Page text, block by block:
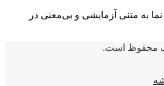
به متنی آزمایشی و بی‌معنی در
محفوظ است.